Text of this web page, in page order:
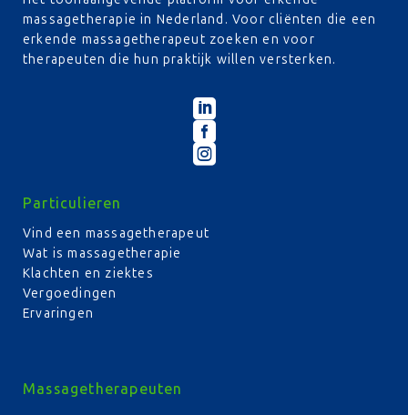
massagetherapie in Nederland. Voor cliënten die een
erkende massagetherapeut zoeken en voor
therapeuten die hun praktijk willen versterken.



Particulieren
Vind een massagetherapeut
Wat is massagetherapie
Klachten en ziektes
Vergoedingen
Ervaringen
Massagetherapeuten